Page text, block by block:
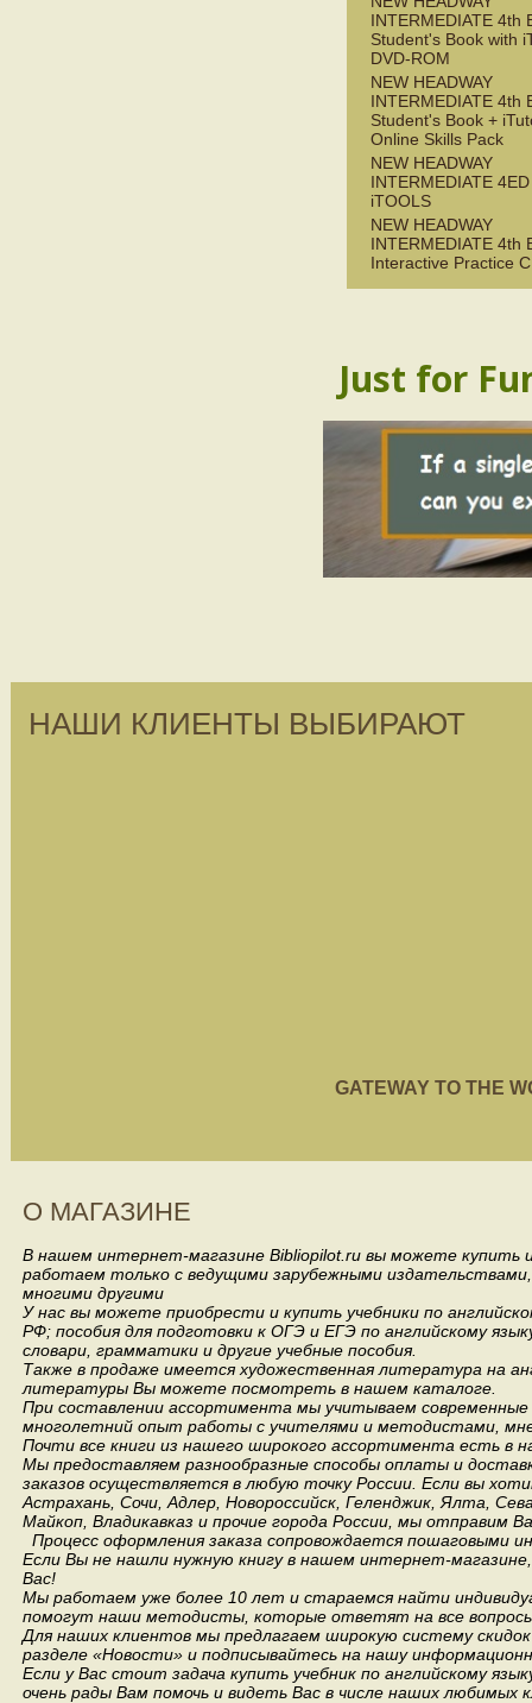
INTERMEDIATE 4th
Student's Book with
DVD-ROM
NEW HEADWAY
INTERMEDIATE 4th
Student's Book +
Online Skills Pack
NEW HEADWAY
INTERMEDIATE 4ED
iTOOLS
NEW HEADWAY
INTERMEDIATE 4th
Interactive Practice
Just for
НАШИ КЛИЕНТЫ ВЫБИРАЮТ
GATEWAY TO THE
О МАГАЗИНЕ
В нашем интернет-магазине Bibliopilot.ru вы можете купить
работаем только с ведущими зарубежными издательствами,
многими другими
У нас вы можете приобрести и купить учебники по
РФ; пособия для подготовки к ОГЭ и ЕГЭ по английскому
словари, грамматики и другие учебные пособия.
Также в продаже имеется художественная литература на
литературы Вы можете посмотреть в нашем каталоге.
При составлении ассортимента мы учитываем
многолетний опыт работы с учителями и методистами,
Почти все книги из нашего широкого ассортимента есть в
Мы предоставляем разнообразные способы оплаты и
заказов осуществляется в любую точку России. Если вы
Астрахань, Сочи, Адлер, Новороссийск, Геленджик, Ялта,
Майкоп, Владикавказ и прочие города России, мы отправим
Процесс оформления заказа сопровождается пошаговыми
Если Вы не нашли нужную книгу в нашем интернет-
Вас!
Мы работаем уже более 10 лет и стараемся найти
помогут наши методисты, которые ответят на все
Для наших клиентов мы предлагаем широкую систему
разделе «Новости» и подписывайтесь на нашу
Если у Вас стоит задача купить учебник по английскому
очень рады Вам помочь и видеть Вас в числе наших любимых